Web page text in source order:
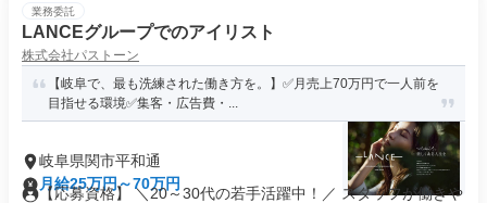
業務委託
LANCEグループでのアイリスト
株式会社パストーン
【岐阜で、最も洗練された働き方を。】✅月売上70万円で一人前を
目指せる環境✅集客・広告費・...
岐阜県関市平和通
月給25万円～70万円
【応募資格】 ＼20～30代の若手活躍中！／ スタッフが働きや